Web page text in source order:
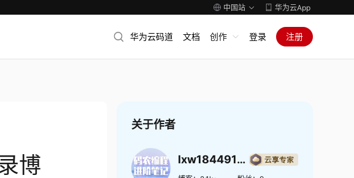
中国站 华为云App
华为云码道 文档 创作 登录 注册
博
关于作者
lxw1844912514